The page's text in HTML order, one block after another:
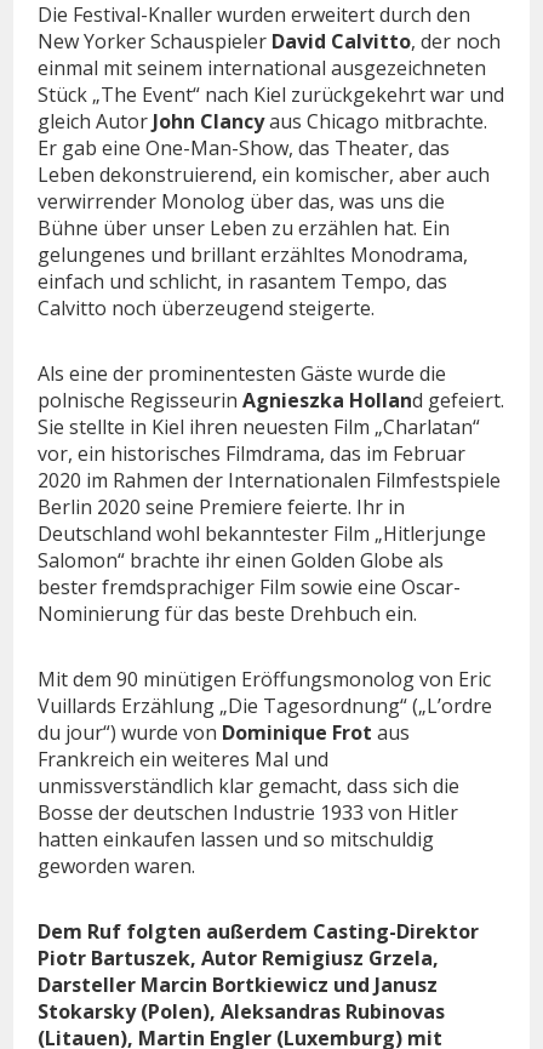
Die Festival-Knaller wurden erweitert durch den
New Yorker Schauspieler David Calvitto, der noch
einmal mit seinem international ausgezeichneten
Stück „The Event“ nach Kiel zurückgekehrt war und
gleich Autor John Clancyaus Chicago mitbrachte.
Er gab eine One-Man-Show, das Theater, das
Leben dekonstruierend, ein komischer, aber auch
verwirrender Monolog über das, was uns die
Bühne über unser Leben zu erzählen hat. Ein
gelungenes und brillant erzähltes Monodrama,
einfach und schlicht, in rasantem Tempo, das
Calvitto noch überzeugend steigerte.
Als eine der prominentesten Gäste wurde die
polnische RegisseurinAgnieszka Holland gefeiert.
Sie stellte in Kiel ihren neuesten Film „Charlatan“
vor, ein historisches Filmdrama, das im Februar
2020 im Rahmen der Internationalen Filmfestspiele
Berlin 2020 seine Premiere feierte. Ihr in
Deutschland wohl bekanntester Film „Hitlerjunge
Salomon“ brachte ihr einen Golden Globe als
bester fremdsprachiger Film sowie eine Oscar-
Nominierung für das beste Drehbuch ein.
Mit dem 90 minütigen Eröffungsmonolog von Eric
Vuillards Erzählung „Die Tagesordnung“ („L’ordre
du jour“) wurde von Dominique Frot aus
Frankreich ein weiteres Mal und
unmissverständlich klar gemacht, dass sich die
Bosse der deutschen Industrie 1933 von Hitler
hatten einkaufen lassen und so mitschuldig
geworden waren.
Dem Ruf folgten außerdem Casting-Direktor
Piotr Bartuszek, Autor Remigiusz Grzela,
Darsteller Marcin Bortkiewicz und Janusz
Stokarsky (Polen), Aleksandras Rubinovas
(Litauen), Martin Engler (Luxemburg) mit